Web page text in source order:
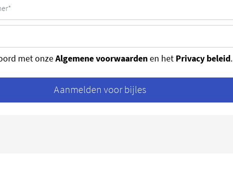
met onzeAlgemene voorwaardenen het Privacy beleid.
Aanmelden voor bijles